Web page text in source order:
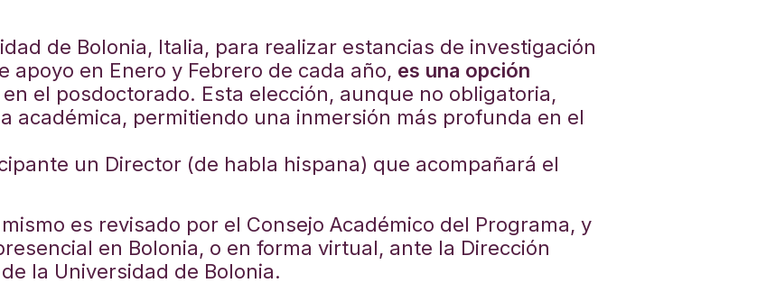
de Bolonia, Italia, para realizar estancias de investigación
apoyo en Enero y Febrero de cada año, es una opción
el posdoctorado. Esta elección, aunque no obligatoria,
académica, permitiendo una inmersión más profunda en el
un Director (de habla hispana) que acompañará el
es revisado por el Consejo Académico del Programa, y
en Bolonia, o en forma virtual, ante la Dirección
la Universidad de Bolonia.